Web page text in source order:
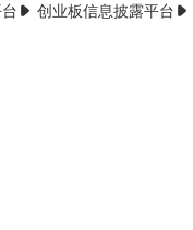
创业板信息披露平台